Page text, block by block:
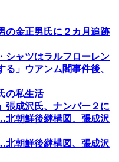
の金正男氏に２カ月追跡
シャツはラルフローレン
る」ウアンム閣事件後、
の私生活
張成沢氏、ナンバー２に
北朝鮮後継構図、張成沢
北朝鮮後継構図、張成沢